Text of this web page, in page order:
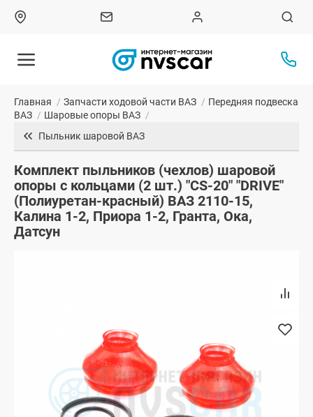
Главная / Запчасти ходовой части ВАЗ / Передняя подвеска
ВАЗ / Шаровые опоры ВАЗ /
Пыльник шаровой ВАЗ
Комплект пыльников (чехлов) шаровой
опоры с кольцами (2 шт.) "CS-20" "DRIVE"
(Полиуретан-красный) ВАЗ 2110-15,
Калина 1-2, Приора 1-2, Гранта, Ока,
Датсун